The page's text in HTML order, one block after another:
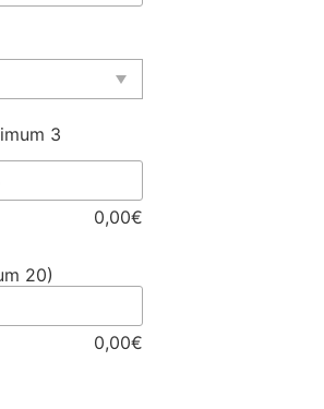
3
0,00€
20)
0,00€